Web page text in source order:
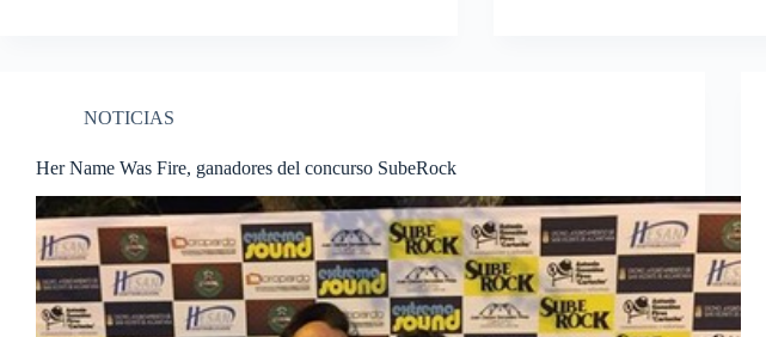
NOTICIAS
Her Name Was Fire, ganadores del concurso SubeRock